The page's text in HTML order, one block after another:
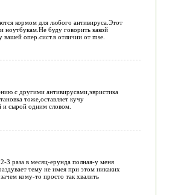
кормом для любого антивируса.Этот
ноутбукам.Не буду говорить какой
опер.сист.в отличии от mse.
с другими антивирусами,эвристика
тоже,оставляет кучу
и сырой одним словом.
3 раза в месяц-ерунда полная-у меня
тему не имея при этом никаких
кому-то просто так хвалить